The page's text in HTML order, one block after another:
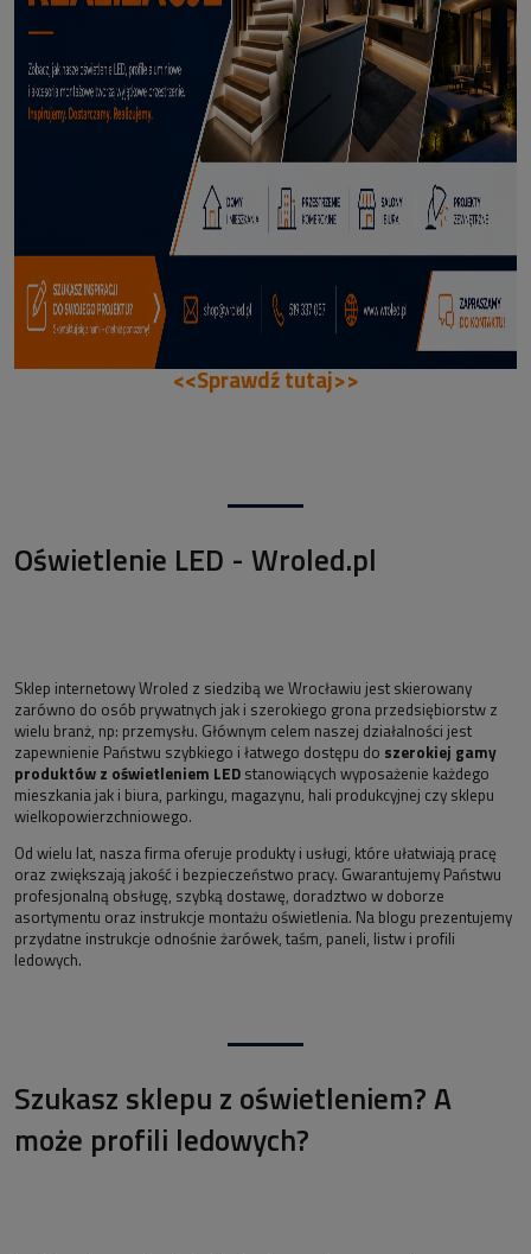
114,50 zł
DODAJ DO KOSZYKA
<<Sprawdź tutaj>>
Oświetlenie LED - Wroled.pl
Sklep internetowy Wroled z siedzibą we Wrocławiu jest skierowany
zarówno do osób prywatnych jak i szerokiego grona przedsiębiorstw z
wielu branż, np: przemysłu. Głównym celem naszej działalności jest
zapewnienie Państwu szybkiego i łatwego dostępu do szerokiej gamy
produktów z oświetleniem LED stanowiących wyposażenie każdego
mieszkania jak i biura, parkingu, magazynu, hali produkcyjnej czy sklepu
wielkopowierzchniowego.
Od wielu lat, nasza firma oferuje produkty i usługi, które ułatwiają pracę
oraz zwiększają jakość i bezpieczeństwo pracy. Gwarantujemy Państwu
profesjonalną obsługę, szybką dostawę, doradztwo w doborze
asortymentu oraz instrukcje montażu oświetlenia. Na blogu prezentujemy
przydatne instrukcje odnośnie żarówek, taśm, paneli, listw i profili
ledowych.
Szukasz sklepu z oświetleniem? A
może profili ledowych?